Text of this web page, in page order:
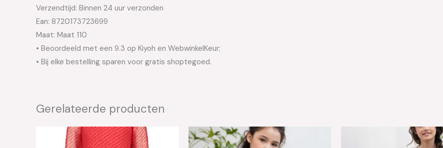
Verzendtijd: Binnen 24 uur verzonden
Ean: 8720173723699
Maat: Maat 110
• Beoordeeld met een 9.3 op Kiyoh en WebwinkelKeur;
• Bij elke bestelling sparen voor gratis shoptegoed.
Gerelateerde producten